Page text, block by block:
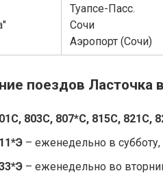
Туапсе-Пасс.
Сочи
Аэропорт (Сочи)
поездов Ласточка
803С, 807*С, 815С, 821С,
– еженедельно в
– еженедельно во